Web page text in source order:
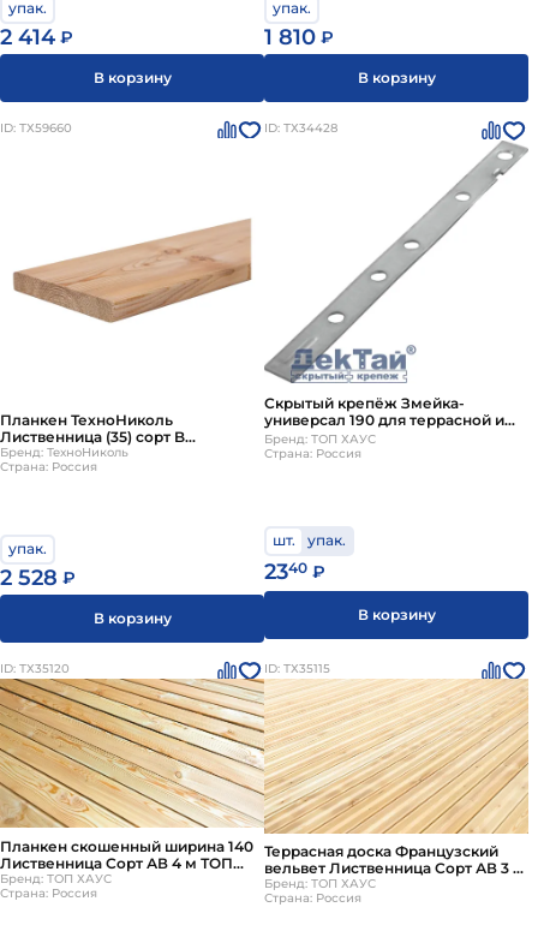
упак.
2 414 ₽
В корзину
упак.
1 810 ₽
В корзину
ID: ТХ59660
Планкен ТехноНиколь
Лиственница (35) сорт B
3000х140х20мм (4 шт)
Бренд: ТехноНиколь
Страна: Россия
упак.
2 528 ₽
В корзину
ID: ТХ34428
Скрытый крепёж Змейка-
универсал 190 для террасной и
Бренд: ТОП ХАУС
Страна: Россия
шт. упак.
2340 ₽
В корзину
ID: ТХ35120
Планкен скошенный ширина 140
Лиственница Сорт АВ 4 м ТОП
ХАУС
Бренд: ТОП ХАУС
Страна: Россия
ID: ТХ35115
Террасная доска Французский
вельвет Лиственница Сорт АВ 3 м
ТОП ХАУС
Бренд: ТОП ХАУС
Страна: Россия